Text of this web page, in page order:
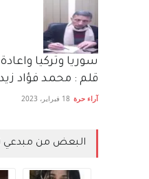
سوريا وتركيا واعادة
قلم : محمد فؤاد زيد
آراء حرة 18 فبراير، 2023
البعض من مبدعي